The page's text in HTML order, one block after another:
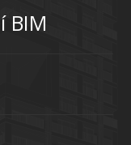
BIM